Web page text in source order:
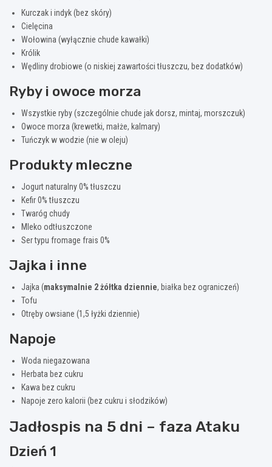
Kurczak i indyk (bez skóry)
Cielęcina
Wołowina (wyłącznie chude kawałki)
Królik
Wędliny drobiowe (o niskiej zawartości tłuszczu, bez dodatków)
Ryby i owoce morza
Wszystkie ryby (szczególnie chude jak dorsz, mintaj, morszczuk)
Owoce morza (krewetki, małże, kalmary)
Tuńczyk w wodzie (nie w oleju)
Produkty mleczne
Jogurt naturalny 0% tłuszczu
Kefir 0% tłuszczu
Twaróg chudy
Mleko odtłuszczone
Ser typu fromage frais 0%
Jajka i inne
Jajka (maksymalnie 2 żółtka dziennie, białka bez ograniczeń)
Tofu
Otręby owsiane (1,5 łyżki dziennie)
Napoje
Woda niegazowana
Herbata bez cukru
Kawa bez cukru
Napoje zero kalorii (bez cukru i słodzików)
Jadłospis na 5 dni – faza Ataku
Dzień 1